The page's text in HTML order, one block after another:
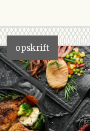
opskrift